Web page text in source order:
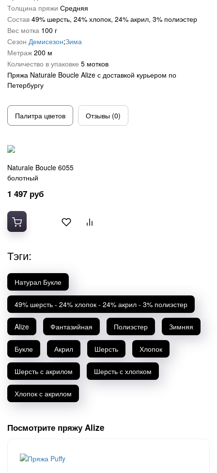
Троицкая
Для новорожденных
Меланжевая
ОбЬемная
Толстая
Травка
Фантазийная
Шерсть 100%
Для вязания руками
Полушерсть
Кашемир
Лен
Меринос
Металлик
Мохеровая
Полиэстер
С люрексом
Твид
Хлопок
Хлопок 100%
Толщина пряжи Средняя
Состав 49% шерсть, 24% хлопок, 24% акрил, 3% полиэстер
Вес мотка 100 г
Сезон Демисезон;Зима
Метраж 200 м
Количество в упаковке 5 мотков
Пряжа Naturale Boucle Alize с доставкой курьером по
Петербургу
Палитра цветов Отзывы (0)
Naturale Boucle 6055
болотный
1 497 руб
Тэги:
Натурал Букле
49% шерсть - 24% хлопок - 24% акрил - 3% полиэстер
Alize Фантазийная Полиэстер Зимняя
Букле Акрил Шерсть Хлопок
Шерсть с акрилом Шерсть с хлопком
Хлопок с акрилом
Посмотрите пряжу Alize